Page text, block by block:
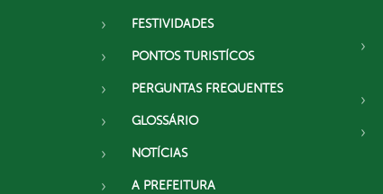
FESTIVIDADES
PONTOS TURISTÍCOS
PERGUNTAS FREQUENTES
GLOSSÁRIO
NOTÍCIAS
A PREFEITURA